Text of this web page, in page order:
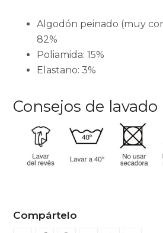
Algodón peinado (muy
82%
Poliamida: 15%
Elastano: 3%
Consejos de lavado
Compártelo